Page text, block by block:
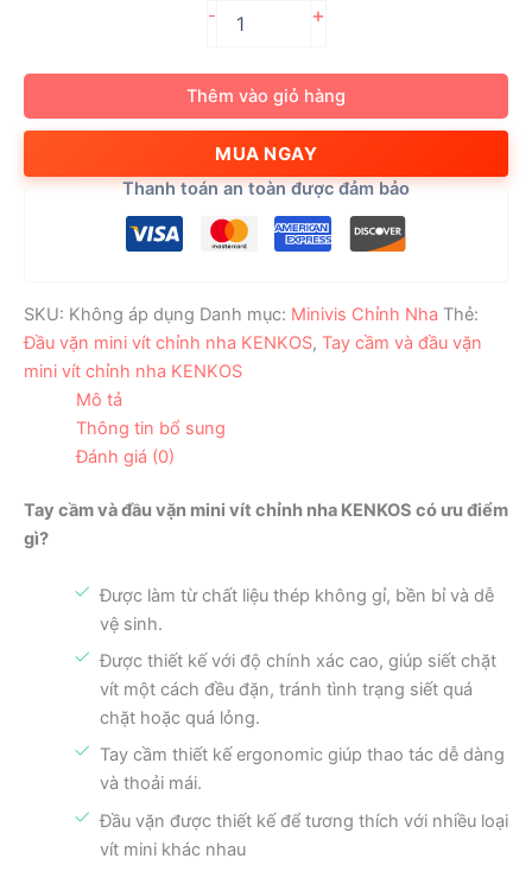
-
vặn
mini
vít
chỉnh
nha
KENKOS
số
+
Thêm vào giỏ hàng
MUA NGAY
Thanh toán an toàn được đảm bảo
SKU: Không áp dụng Danh mục: Minivis Chỉnh Nha Thẻ:
Đầu vặn mini vít chỉnh nha KENKOS, Tay cầm và đầu vặn
mini vít chỉnh nha KENKOS
Mô tả
Thông tin bổ sung
Đánh giá (0)
Tay cầm và đầu vặn mini vít chỉnh nha KENKOS có ưu điểm
gì?
Được làm từ chất liệu thép không gỉ, bền bỉ và dễ
vệ sinh.
Được thiết kế với độ chính xác cao, giúp siết chặt
vít một cách đều đặn, tránh tình trạng siết quá
chặt hoặc quá lỏng.
Tay cầm thiết kế ergonomic giúp thao tác dễ dàng
và thoải mái.
Đầu vặn được thiết kế để tương thích với nhiều loại
vít mini khác nhau